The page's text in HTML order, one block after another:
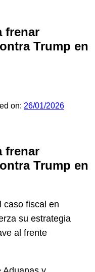
frenar
Trump en
on: 26/01/2026
frenar
Trump en
caso fiscal en
su estrategia
al frente